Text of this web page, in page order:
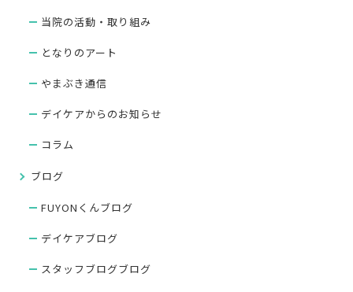
当院の活動・取り組み
となりのアート
やまぶき通信
デイケアからのお知らせ
コラム
ブログ
FUYONくんブログ
デイケアブログ
スタッフブログブログ